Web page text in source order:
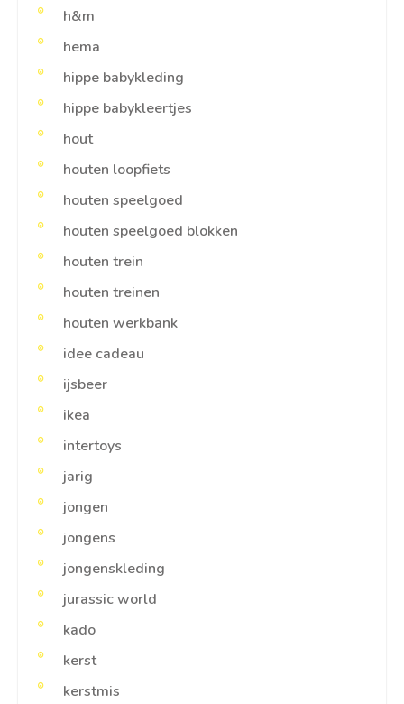
h&m
hema
hippe babykleding
hippe babykleertjes
hout
houten loopfiets
houten speelgoed
houten speelgoed blokken
houten trein
houten treinen
houten werkbank
idee cadeau
ijsbeer
ikea
intertoys
jarig
jongen
jongens
jongenskleding
jurassic world
kado
kerst
kerstmis